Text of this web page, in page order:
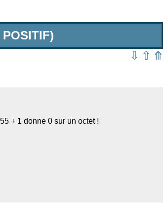
⇩ ⇧ ⤊
+ 1 donne 0 sur un octet !